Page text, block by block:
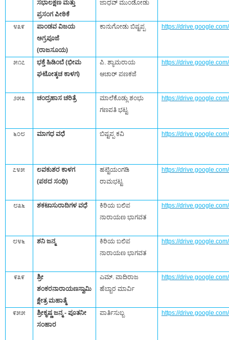
ಸಭಾಲಕ್ಷಣ ಮತ್ತು
ಪ್ರಸಂಗ ಪೀಠಿಕೆ
ಜಾಧವ್‌ ಮುಂಡೋಡು
೪೩೯
ಪಾಂಡವ ವಿಜಯ
ಅಗ್ರಪೂಜೆ
(ರಾಜಸೂಯ)
ಕಾನುಗೋಡು ಬಿಷ್ಟಪ್ಪ https://
೫೧೭
ಭಕ್ತೆ ಹಿಡಿಂಬೆ (ಭೀಮ
ಘಟೋತ್ಕಚ ಕಾಳಗ)
ಪಿ. ಶ್ಯಾಮರಾಯ
ಆಚಾರ್‌ ಪಣಕಜೆ
https://
೨೫೩ ಚಂದ್ರಹಾಸ ಚರಿತ್ರೆ
ಮಾಲೆಕೊಡ್ಲು ಶಂಭು
ಗಣಪತಿ ಭಟ್ಟ
https://
೬೦೮ ಮಾಗಧ ವಧೆ ಬಿಷ್ಟಪ್ಪ ಕವಿ https://
೭೪೫
ಲವಕುಶರ ಕಾಳಗ
(ಪಠದ ಸಂಧಿ)
ಹಟ್ಟಿಯಂಗಡಿ
ರಾಮಭಟ್ಟ
https://
೮೩೬ ಶಕಟಾಸುರಾದಿಗಳ ವಧೆ
ಕಿರಿಯ ಬಲಿಪ
ನಾರಾಯಣ ಭಾಗವತ
https://
೮೪೬ ಶನಿ ಜನ್ಮ
ಕಿರಿಯ ಬಲಿಪ
ನಾರಾಯಣ ಭಾಗವತ
https://
೯೩೯
ಶ್ರೀ
ಶಂಕರನಾರಾಯಣಸ್ವಾಮಿ
ಕ್ಷೇತ್ರ ಮಹಾತ್ಮೆ
ಎಮ್.‌ ವಾದಿರಾಜ
ಹೆಬ್ಬಾರ ಮಾರ್ವಿ
https://
೯೫೫
ಶ್ರೀಕೃಷ್ಣ ಜನ್ಮ - ಪೂತನೀ
ಸಂಹಾರ
ಪಾರ್ತಿಸುಬ್ಬ https://